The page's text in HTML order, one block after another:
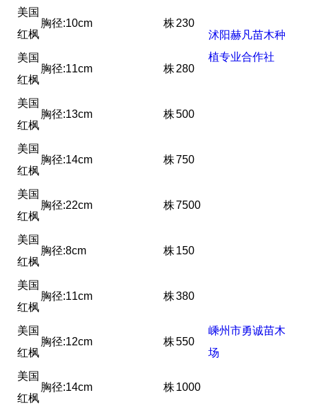
沭阳赫凡苗木种
植专业合作社
美国
红枫
胸径:10cm 株230
美国
红枫
胸径:11cm 株280
美国
红枫
胸径:13cm 株500
美国
红枫
胸径:14cm 株750
美国
红枫
胸径:22cm 株7500
美国
红枫
胸径:8cm 株150
嵊州市勇诚苗木
场
美国
红枫
胸径:11cm 株380
美国
红枫
胸径:12cm 株550
美国
红枫
胸径:14cm 株1000